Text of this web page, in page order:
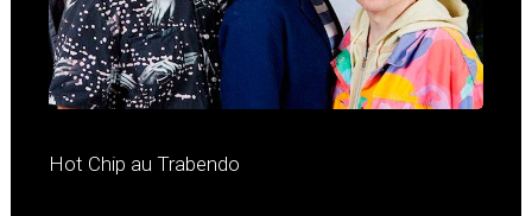
Hot Chip au Trabendo